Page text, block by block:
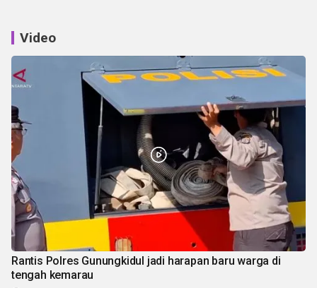
Video
Rantis Polres Gunungkidul jadi harapan baru warga di
tengah kemarau